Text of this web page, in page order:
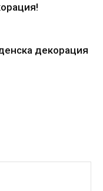
декорация